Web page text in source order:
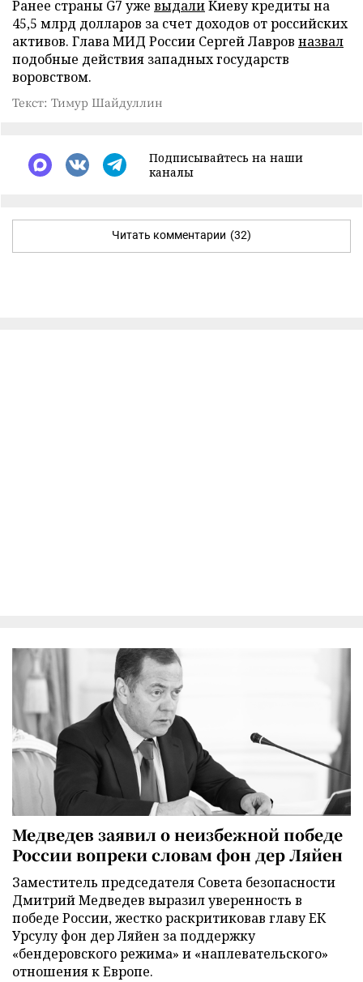
Ранее страны G7 уже выдалиКиеву кредиты на
45,5 млрд долларов за счет доходов от российских
активов. Глава МИД России Сергей Лавров назвал
подобные действия западных государств
воровством.
Текст: Тимур Шайдуллин
Подписывайтесь на наши
каналы
Читать комментарии (32)
Медведев заявил о неизбежной победе
России вопреки словам фон дер Ляйен
Заместитель председателя Совета безопасности
Дмитрий Медведев выразил уверенность в
победе России, жестко раскритиковав главу ЕК
Урсулу фон дер Ляйен за поддержку
«бендеровского режима» и «наплевательского»
отношения к Европе.